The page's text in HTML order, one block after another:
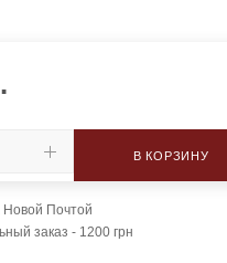
В КОРЗИНУ
Новой Почтой
заказ - 1200 грн